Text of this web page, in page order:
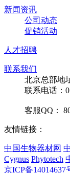
新闻资讯
公司动态
促销活动
人才招聘
联系我们
北京总部地
联系电话：
客服QQ：
友情链接：
中国生物器材网
Cygnus Phytotech
京ICP备14014637